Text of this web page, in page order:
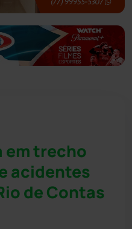
em trecho
acidentes
de Contas